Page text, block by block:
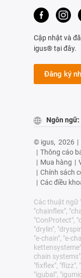
Cập nhật và
igus® tại đây.
Đăng ký
Ngôn ngữ:
© igus, 2026 |
| Thông cáo
| Mua hàng |
| Chính sách
| Các điều
Các thuật ngữ
"chainflex",
"ConProtect",
"drylin",
"e-chain", "e-
chain
"fixflex", "flizz",
"igubal",